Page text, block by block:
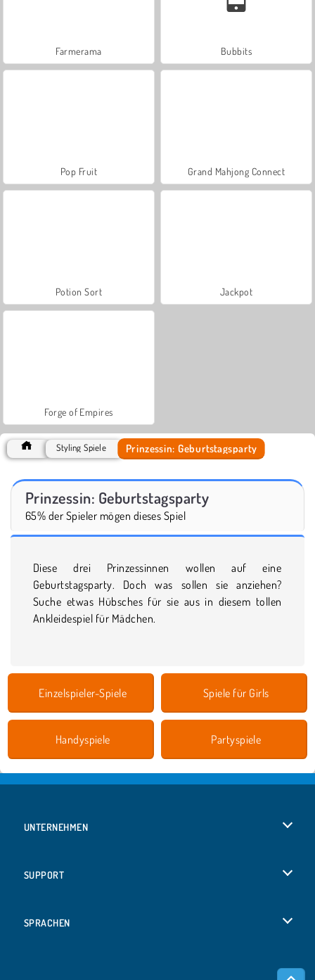
Farmerama Bubbits
Pop Fruit Grand Mahjong Connect
Potion Sort Jackpot
Forge of Empires
Styling Spiele Prinzessin: Geburtstagsparty
Prinzessin: Geburtstagsparty
65% der Spieler mögen dieses Spiel
Diese drei Prinzessinnen wollen auf eine
Geburtstagsparty. Doch was sollen sie anziehen?
Suche etwas Hübsches für sie aus in diesem tollen
Ankleidespiel für Mädchen.
Einzelspieler-Spiele Spiele für Girls
Handyspiele Partyspiele
UNTERNEHMEN
SUPPORT
SPRACHEN